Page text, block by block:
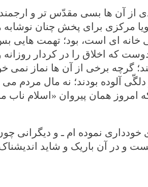
از آن ها بسی مقدّس تر و
مرکزی برای پخش چنان نوشابه
خانه ای است، بود؛ تهمت هایی
که اخلاق را در کردار
برخی از آن ها نماز نمی
آلوده بودند؛ نه مال مردم می
امروز همان پیروان «اسلام ناب
خودداری نموده ام ـ و دیگرانی
و در آن باریک و شاید